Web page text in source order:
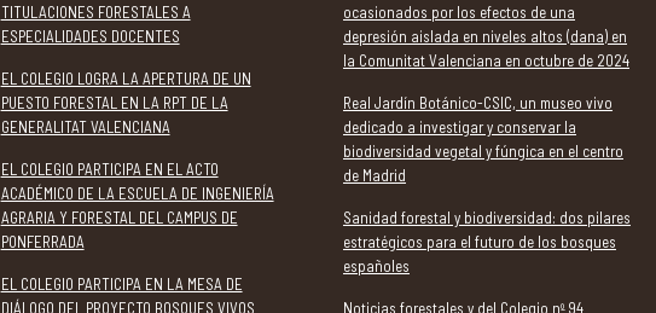
TITULACIONES FORESTALES A
ESPECIALIDADES DOCENTES
EL COLEGIO LOGRA LA APERTURA DE UN
PUESTO FORESTAL EN LA RPT DE LA
GENERALITAT VALENCIANA
EL COLEGIO PARTICIPA EN EL ACTO
ACADÉMICO DE LA ESCUELA DE INGENIERÍA
AGRARIA Y FORESTAL DEL CAMPUS DE
PONFERRADA
EL COLEGIO PARTICIPA EN LA MESA DE
DIÁLOGO DEL PROYECTO BOSQUES VIVOS
ocasionados por los efectos de una
depresión aislada en niveles altos (dana) en
la Comunitat Valenciana en octubre de 2024
Real Jardín Botánico-CSIC, un museo vivo
dedicado a investigar y conservar la
biodiversidad vegetal y fúngica en el centro
de Madrid
Sanidad forestal y biodiversidad: dos pilares
estratégicos para el futuro de los bosques
españoles
Noticias forestales y del Colegio nº 94